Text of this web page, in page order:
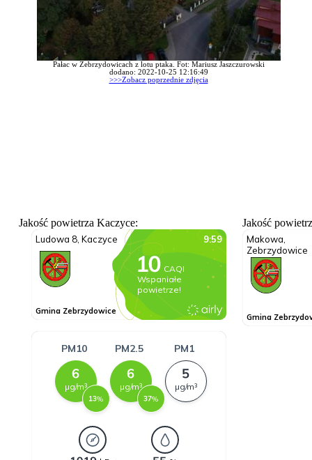
Pałac w Zebrzydowicach z lotu ptaka. Fot: Mariusz Jaszczurowski
dodano: 2022-10-25 12:16:49
>>>Zobacz poprzednie zdjęcia
Jakość powietrza Kaczyce: Jakość